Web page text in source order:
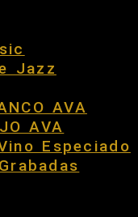
Jazz
AVA
AVA
Especiado